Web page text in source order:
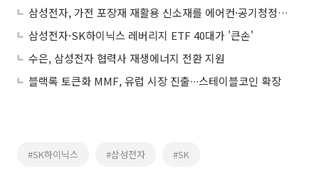
삼성전자, 가전 포장재 재활용 신소재를 에어컨·공기청정기에 적용
삼성전자·SK하이닉스 레버리지 ETF 40대가 '큰손'
수은, 삼성전자 협력사 재생에너지 전환 지원
블랙록 토큰화 MMF, 유럽 시장 진출∙∙∙스테이블코인 확장
#SK하이닉스 #삼성전자 #SK